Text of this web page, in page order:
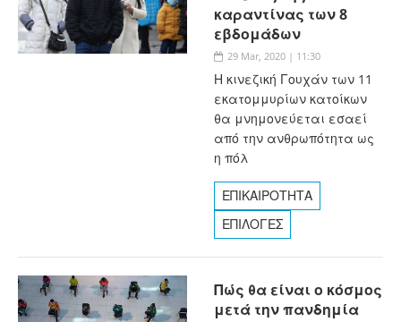
καραντίνας των 8
εβδομάδων
29 Mar, 2020 | 11:30
Η κινεζική Γουχάν των 11
εκατομμυρίων κατοίκων
θα μνημονεύεται εσαεί
από την ανθρωπότητα ως
η πόλ
ΕΠΙΚΑΙΡΟΤΗΤΑ
ΕΠΙΛΟΓΕΣ
Πώς θα είναι ο κόσμος
μετά την πανδημία